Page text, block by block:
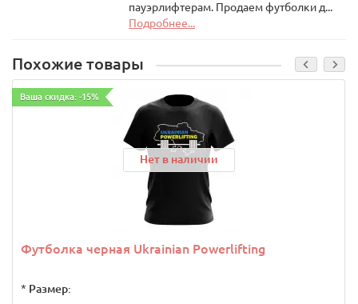
пауэрлифтерам. Продаем футболки д...
Подробнее...
Похожие товары
Ваша скидка: -15%
Нет в наличии
Футболка черная Ukrainian Powerlifting
* Размер: